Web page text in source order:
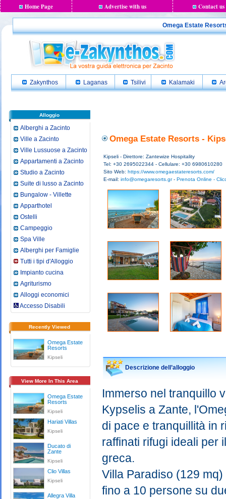
Home Page Advertise with us Contact us
Omega Estate
Zakynthos Laganas Tsilivi Kalamaki
Alloggio
Alberghi a Zacinto
Ville a Zacinto
Ville Lussuose a Zacinto
Appartamenti a Zacinto
Studio a Zacinto
Suite di lusso a Zacinto
Bungalow - Villette
Apparthotel
Ostelli
Campeggio
Spa Ville
Alberghi per Famiglie
Tutti i tipi d'Alloggio
Impianto cucina
Agriturismo
Alloggi economici
Accesso Disabili
Recently Viewed
Omega Estate
Resorts
Kipseli
View More In This Area
Omega Estate
Resorts
Kipseli
Hariati Villas
Kipseli
Ducato di
Zante
Kipseli
Clio Villas
Kipseli
Allegra Villa
Omega Estate Resorts -
Kipseli - Direttore: Zantewize Hospitality
Tel: +30 2695022344 - Cellulare: +30 6980610280
Sito Web: https://www.omegaestateresorts.com/
E-mail: info@omegaresorts.gr- Prenota Online -
Descrizione dell’alloggio
Immerso nel tranquillo
Kypselis a Zante,
di pace e tranquillità in
raffinati rifugi ideali per
greca.
Villa Paradiso (129
fino a 10 persone su